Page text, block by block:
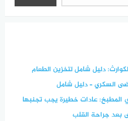
دليل شامل لتخزين الطعام
السكري – دليل شامل
المطبخ: عادات خطيرة يجب تجنبها
بعد جراحة القلب